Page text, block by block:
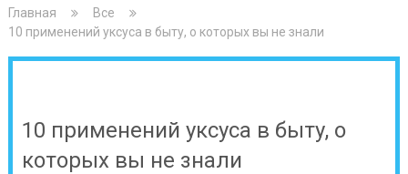
Главная
Все
10 применений уксуса в быту, о которых вы не знали
10 применений уксуса в быту, о
которых вы не знали